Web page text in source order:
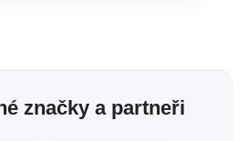
značky a partneři